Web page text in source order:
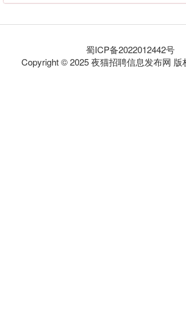
蜀ICP备2022012442号
Copyright © 2025 夜猫招聘信息发布网 版